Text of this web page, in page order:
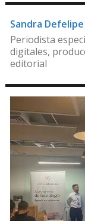
Sandra Defelipe
Periodista
digitales,
editorial